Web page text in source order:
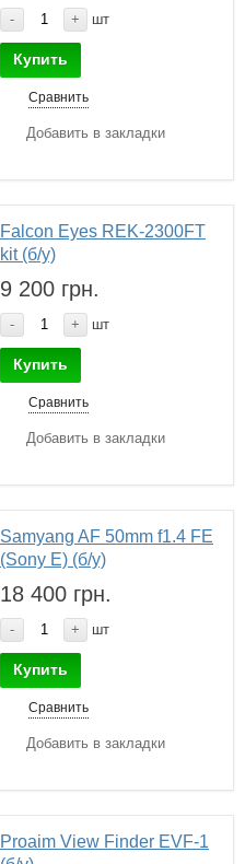
- + шт
Купить
Сравнить
Добавить в закладки
Falcon Eyes REK-2300FT
kit (б/у)
9 200 грн.
- + шт
Купить
Сравнить
Добавить в закладки
Samyang AF 50mm f1.4 FE
(Sony E) (б/у)
18 400 грн.
- + шт
Купить
Сравнить
Добавить в закладки
Proaim View Finder EVF-1